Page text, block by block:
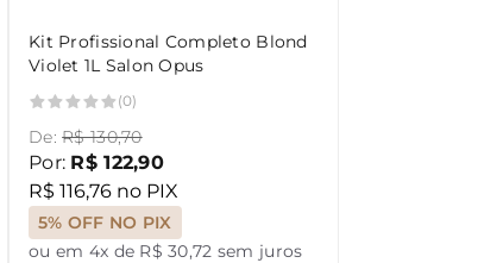
Kit Profissional Completo Blond
Violet 1L Salon Opus
(0)
De:R$ 130,70
Por: R$ 122,90
R$ 116,76 no PIX
5% OFF NO PIX
ou em 4x de R$ 30,72 sem juros